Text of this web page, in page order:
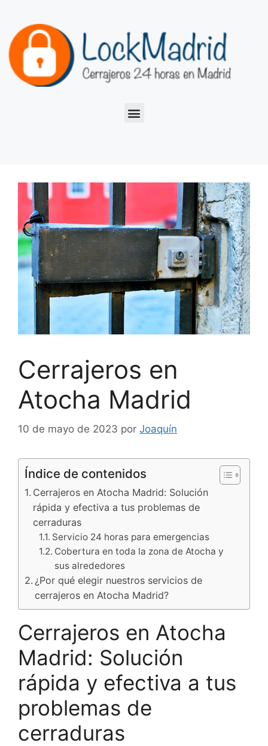
Cerrajeros en
Atocha Madrid
10 de mayo de 2023 por Joaquín
Índice de contenidos
Cerrajeros en Atocha Madrid: Solución
rápida y efectiva a tus problemas de
cerraduras
Servicio 24 horas para emergencias
Cobertura en toda la zona de Atocha y
sus alrededores
¿Por qué elegir nuestros servicios de
cerrajeros en Atocha Madrid?
Cerrajeros en Atocha
Madrid: Solución
rápida y efectiva a tus
problemas de
cerraduras